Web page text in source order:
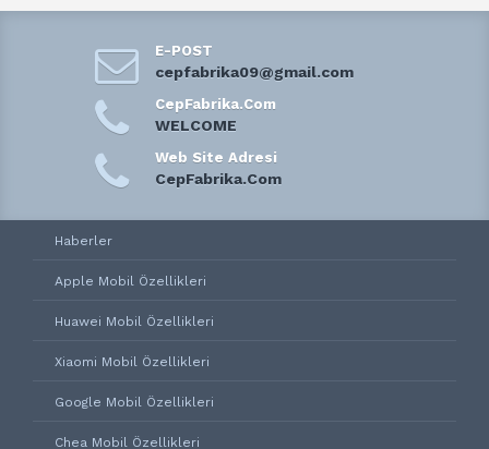
E-POST
cepfabrika09@gmail.com
CepFabrika.Com
WELCOME
Web Site Adresi
CepFabrika.Com
Haberler
Apple Mobil Özellikleri
Huawei Mobil Özellikleri
Xiaomi Mobil Özellikleri
Google Mobil Özellikleri
Chea Mobil Özellikleri